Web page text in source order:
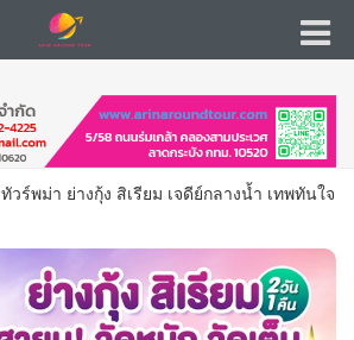
ทัวร์พม่า ย่างกุ้ง สิเรียม เจดีย์กลางน้ำ เทพทันใจ